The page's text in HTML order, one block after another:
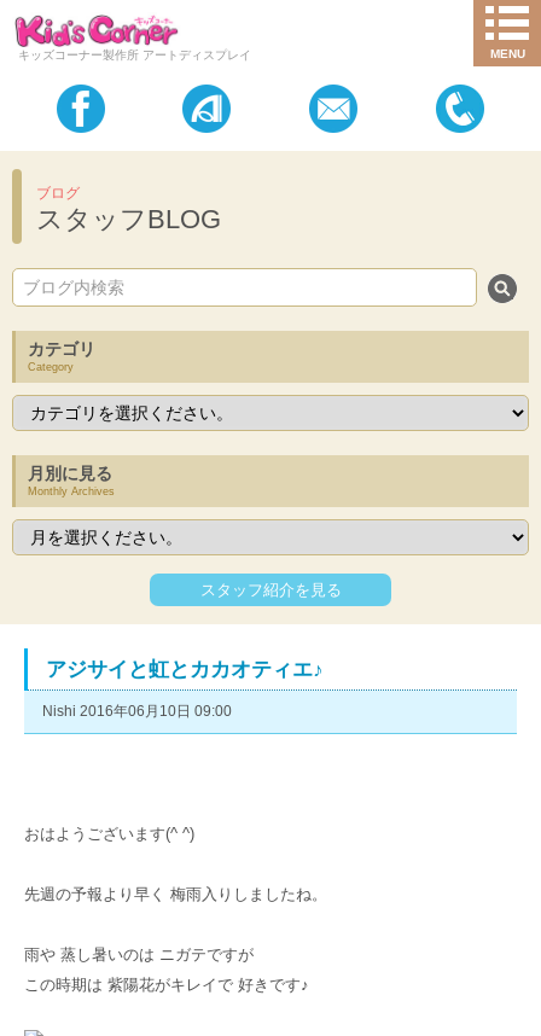
キッズコーナー製作所 アートディスプレイ MENU
ブログ
スタッフBLOG
カテゴリ
Category
月別に見る
Monthly Archives
スタッフ紹介を見る
アジサイと虹とカカオティエ♪
Nishi 2016年06月10日 09:00
おはようございます(^ ^)
先週の予報より早く 梅雨入りしましたね。
雨や 蒸し暑いのは ニガテですが
この時期は 紫陽花がキレイで 好きです♪